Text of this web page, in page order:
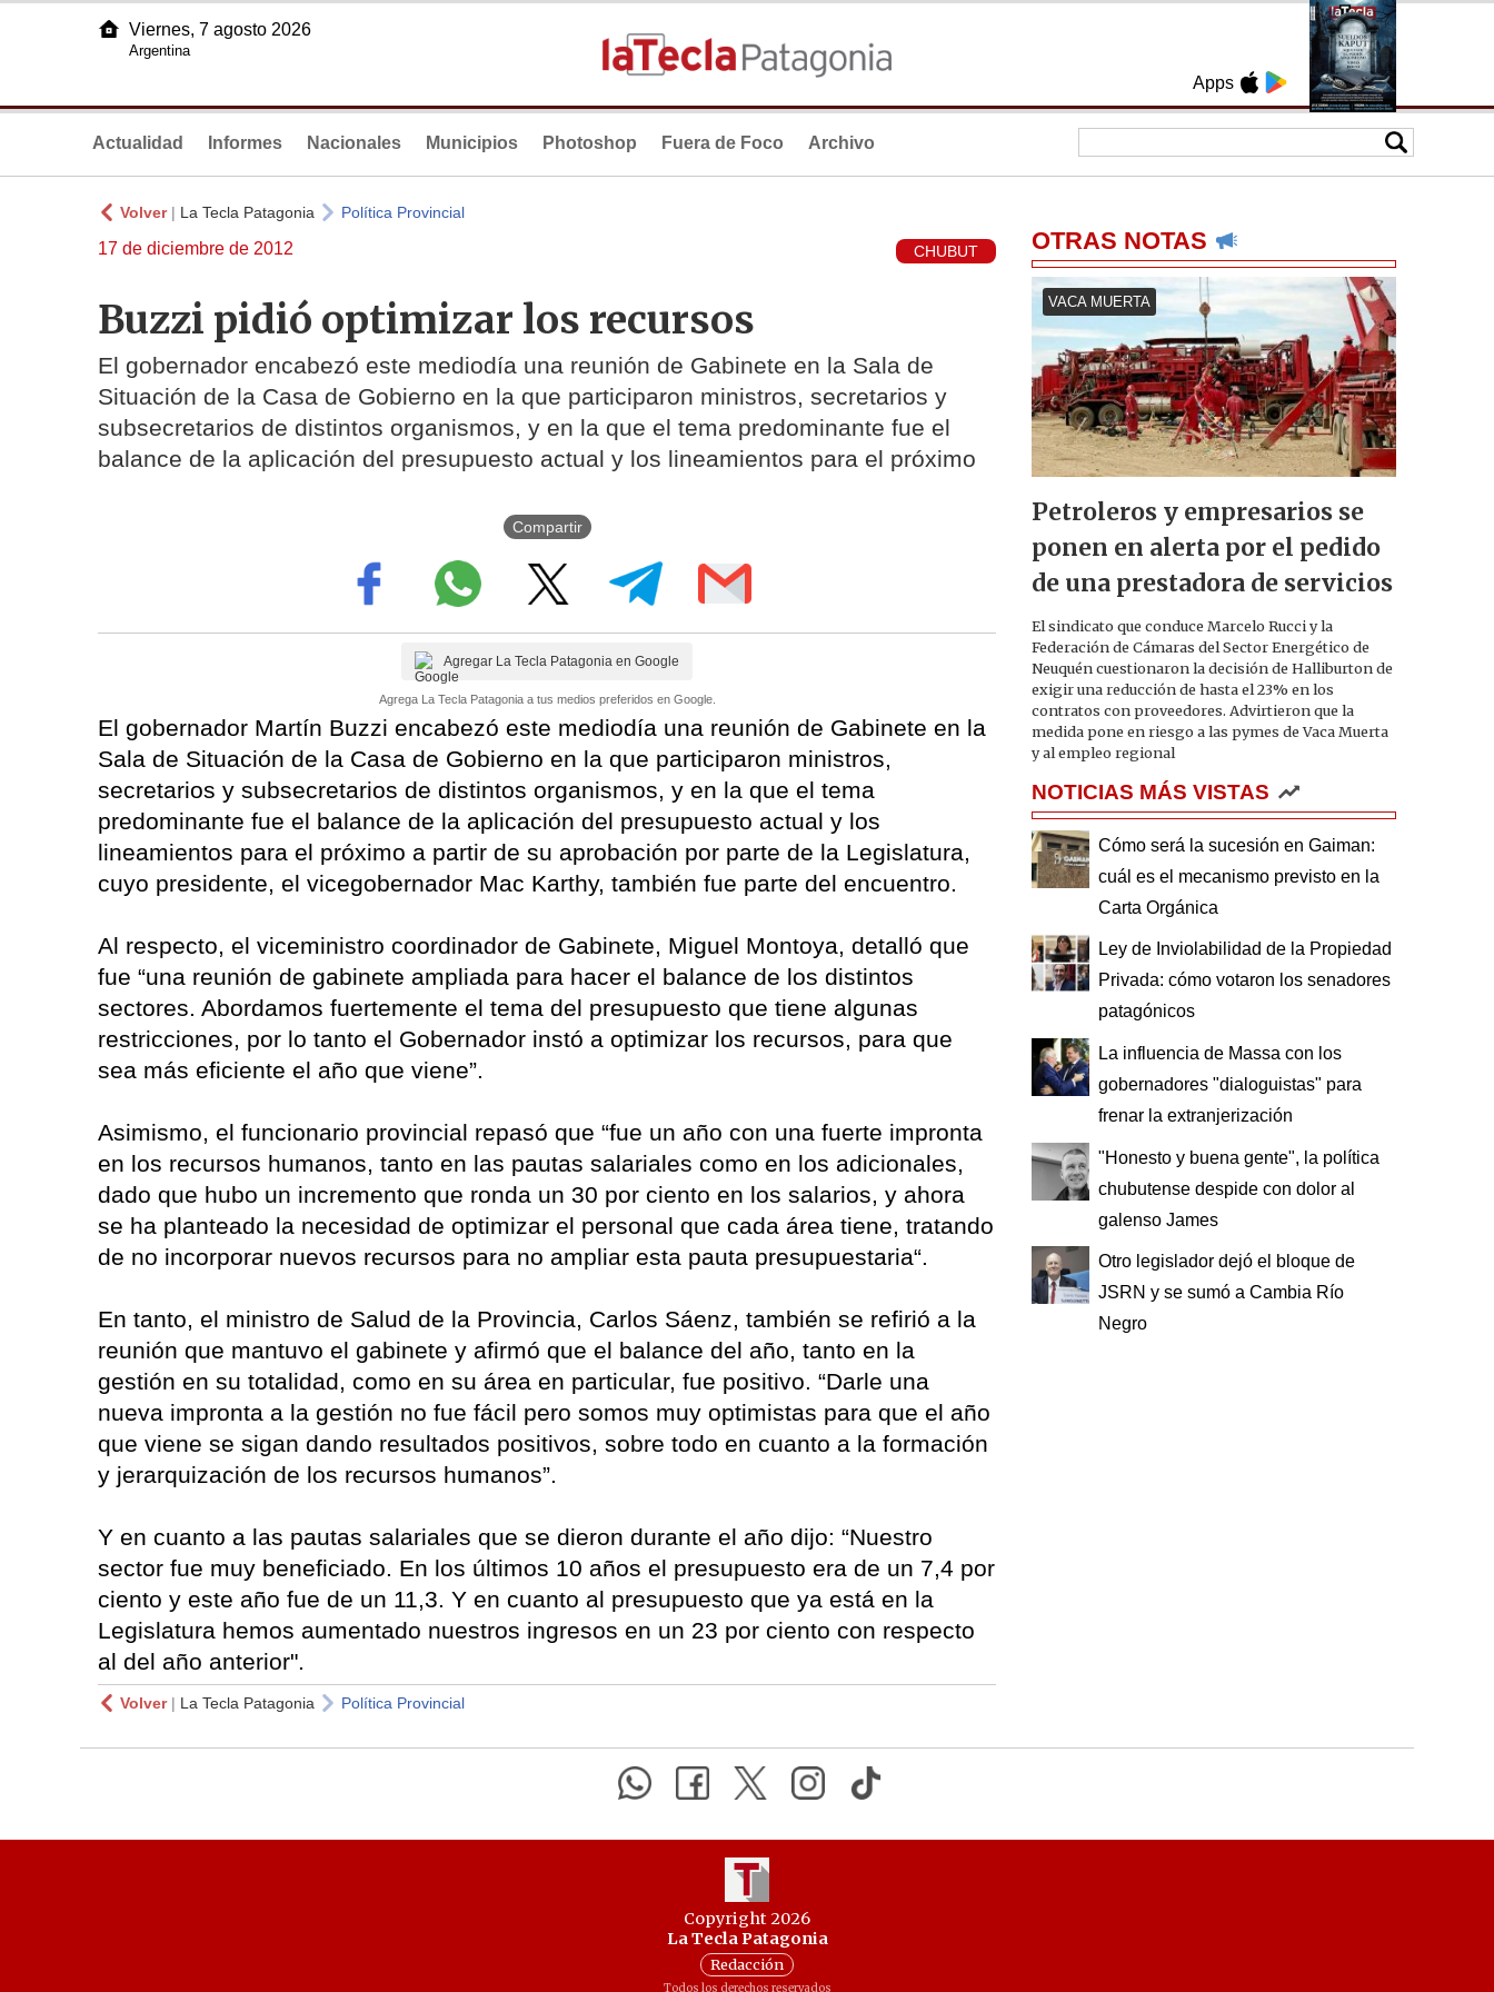
Apps
Viernes, 7 agosto 2026
Argentina
Actualidad Informes Nacionales Municipios Photoshop Fuera de Foco Archivo
Volver| La Tecla Patagonia Política Provincial
17 de diciembre de 2012 CHUBUT
Buzzi pidió optimizar los recursos
El gobernador encabezó este mediodía una reunión de Gabinete en la Sala de
Situación de la Casa de Gobierno en la que participaron ministros, secretarios y
subsecretarios de distintos organismos, y en la que el tema predominante fue el
balance de la aplicación del presupuesto actual y los lineamientos para el próximo
Compartir
Agregar La Tecla Patagonia en Google
Agrega La Tecla Patagonia a tus medios preferidos en Google.
El gobernador Martín Buzzi encabezó este mediodía una reunión de Gabinete en la
Sala de Situación de la Casa de Gobierno en la que participaron ministros,
secretarios y subsecretarios de distintos organismos, y en la que el tema
predominante fue el balance de la aplicación del presupuesto actual y los
lineamientos para el próximo a partir de su aprobación por parte de la Legislatura,
cuyo presidente, el vicegobernador Mac Karthy, también fue parte del encuentro.
Al respecto, el viceministro coordinador de Gabinete, Miguel Montoya, detalló que
fue “una reunión de gabinete ampliada para hacer el balance de los distintos
sectores. Abordamos fuertemente el tema del presupuesto que tiene algunas
restricciones, por lo tanto el Gobernador instó a optimizar los recursos, para que
sea más eficiente el año que viene”.
Asimismo, el funcionario provincial repasó que “fue un año con una fuerte impronta
en los recursos humanos, tanto en las pautas salariales como en los adicionales,
dado que hubo un incremento que ronda un 30 por ciento en los salarios, y ahora
se ha planteado la necesidad de optimizar el personal que cada área tiene, tratando
de no incorporar nuevos recursos para no ampliar esta pauta presupuestaria“.
En tanto, el ministro de Salud de la Provincia, Carlos Sáenz, también se refirió a la
reunión que mantuvo el gabinete y afirmó que el balance del año, tanto en la
gestión en su totalidad, como en su área en particular, fue positivo. “Darle una
nueva impronta a la gestión no fue fácil pero somos muy optimistas para que el año
que viene se sigan dando resultados positivos, sobre todo en cuanto a la formación
y jerarquización de los recursos humanos”.
Y en cuanto a las pautas salariales que se dieron durante el año dijo: “Nuestro
sector fue muy beneficiado. En los últimos 10 años el presupuesto era de un 7,4 por
ciento y este año fue de un 11,3. Y en cuanto al presupuesto que ya está en la
Legislatura hemos aumentado nuestros ingresos en un 23 por ciento con respecto
al del año anterior".
Volver| La Tecla Patagonia Política Provincial
OTRAS NOTAS
VACA MUERTA
Petroleros y empresarios se
ponen en alerta por el pedido
de una prestadora de servicios
El sindicato que conduce Marcelo Rucci y la
Federación de Cámaras del Sector Energético de
Neuquén cuestionaron la decisión de Halliburton de
exigir una reducción de hasta el 23% en los
contratos con proveedores. Advirtieron que la
medida pone en riesgo a las pymes de Vaca Muerta
y al empleo regional
NOTICIAS MÁS VISTAS
Cómo será la sucesión en Gaiman:
cuál es el mecanismo previsto en la
Carta Orgánica
Ley de Inviolabilidad de la Propiedad
Privada: cómo votaron los senadores
patagónicos
La influencia de Massa con los
gobernadores "dialoguistas" para
frenar la extranjerización
"Honesto y buena gente", la política
chubutense despide con dolor al
galenso James
Otro legislador dejó el bloque de
JSRN y se sumó a Cambia Río
Negro
Copyright 2026
La Tecla Patagonia
Redacción
Todos los derechos reservados